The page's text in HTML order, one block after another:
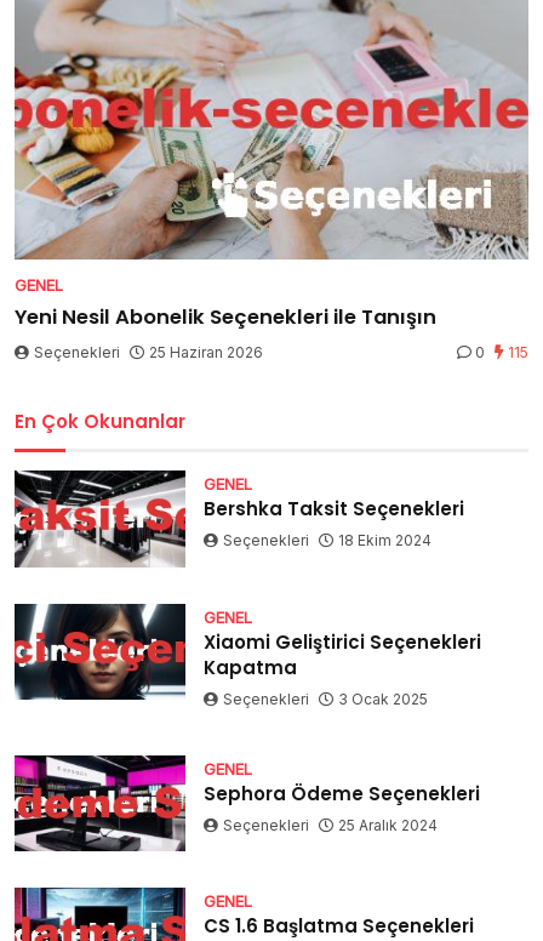
GENEL
Yeni Nesil Abonelik Seçenekleri ile Tanışın
Seçenekleri 25 Haziran 2026 0 115
En Çok Okunanlar
GENEL
Bershka Taksit Seçenekleri
Seçenekleri 18 Ekim 2024
GENEL
Xiaomi Geliştirici Seçenekleri
Kapatma
Seçenekleri 3 Ocak 2025
GENEL
Sephora Ödeme Seçenekleri
Seçenekleri 25 Aralık 2024
GENEL
CS 1.6 Başlatma Seçenekleri